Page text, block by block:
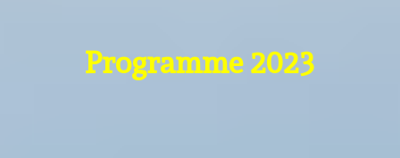
Programme 2023